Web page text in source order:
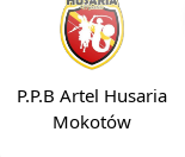
P.P.B Artel Husaria
Mokotów